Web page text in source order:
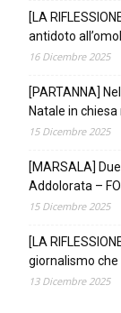
[LA
antidoto
16 Dicembre 2025
[PARTANNA]
Natale in
15 Dicembre 2025
[MARSALA]
Addolorata –
15 Dicembre 2025
[LA
giornalismo
13 Dicembre 2025